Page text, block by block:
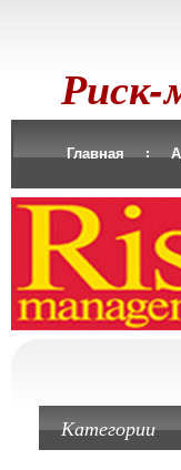
Главная
Категории